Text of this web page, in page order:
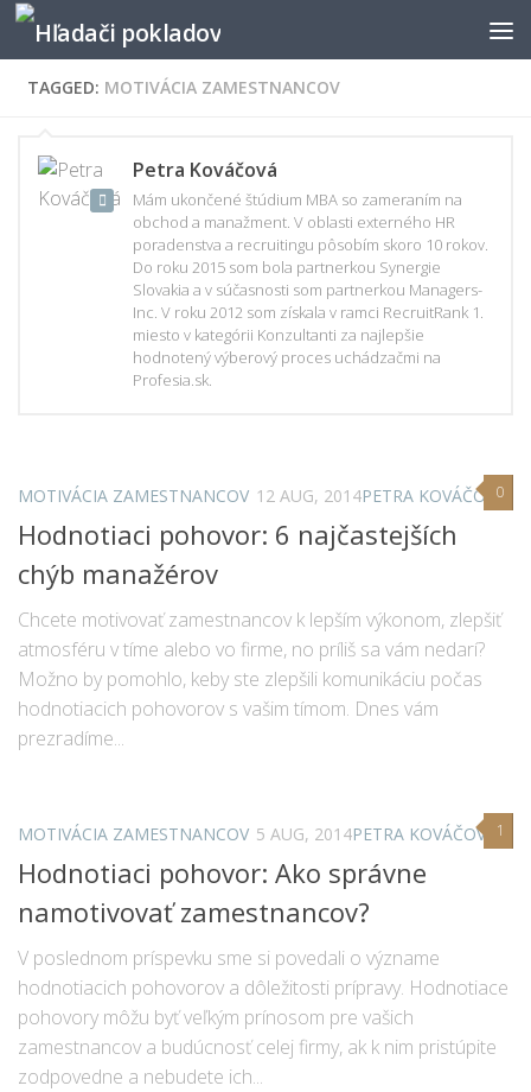
TAGGED: MOTIVÁCIA ZAMESTNANCOV
Petra Kováčová
Mám ukončené štúdium MBA so zameraním na
obchod a manažment. V oblasti externého HR
poradenstva a recruitingu pôsobím skoro 10 rokov.
Do roku 2015 som bola partnerkou Synergie
Slovakia a v súčasnosti som partnerkou Managers-
Inc. V roku 2012 som získala v ramci RecruitRank 1.
miesto v kategórii Konzultanti za najlepšie
hodnotený výberový proces uchádzačmi na
Profesia.sk.
0
MOTIVÁCIA ZAMESTNANCOV 12 AUG, 2014PETRA KOVÁČOVÁ
Hodnotiaci pohovor: 6 najčastejších
chýb manažérov
Chcete motivovať zamestnancov k lepším výkonom, zlepšiť
atmosféru v tíme alebo vo firme, no príliš sa vám nedarí?
Možno by pomohlo, keby ste zlepšili komunikáciu počas
hodnotiacich pohovorov s vašim tímom. Dnes vám
prezradíme...
1
MOTIVÁCIA ZAMESTNANCOV 5 AUG, 2014PETRA KOVÁČOVÁ
Hodnotiaci pohovor: Ako správne
namotivovať zamestnancov?
V poslednom príspevku sme si povedali o význame
hodnotiacich pohovorov a dôležitosti prípravy. Hodnotiace
pohovory môžu byť veľkým prínosom pre vašich
zamestnancov a budúcnosť celej firmy, ak k nim pristúpite
zodpovedne a nebudete ich...